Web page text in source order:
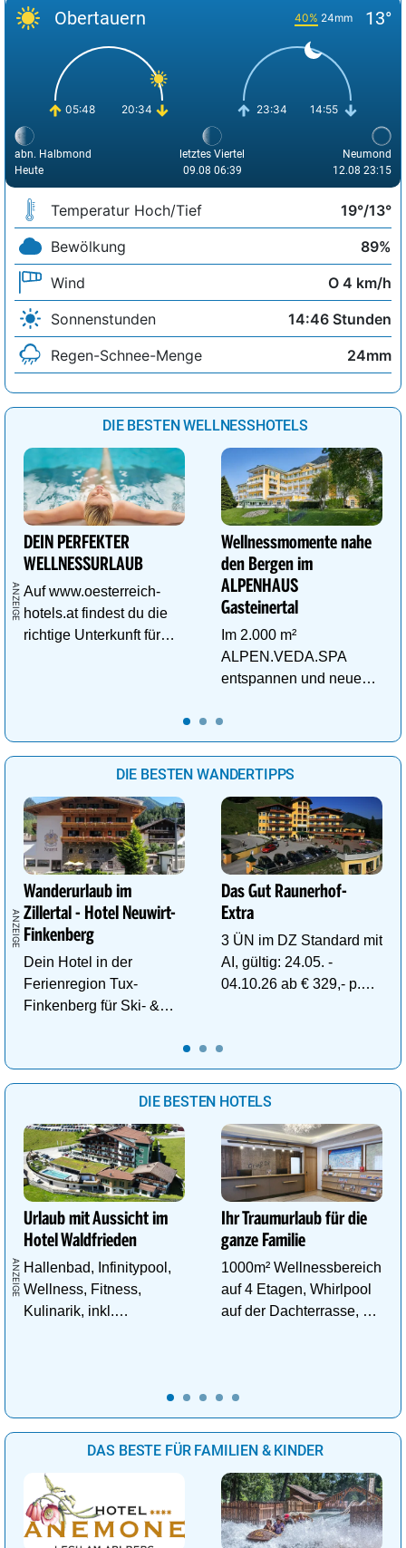
Obertauern 40% 24mm 13°
05:48 20:34 23:34 14:55
abn. Halbmond
Heute
letztes Viertel
09.08 06:39
Neumond
12.08 23:15
Temperatur Hoch/Tief
19°/13°
Bewölkung
89%
Wind
O 4 km/h
Sonnenstunden
14:46 Stunden
Regen-Schnee-Menge
24mm
DIE BESTEN WELLNESSHOTELS
DEIN PERFEKTER
WELLNESSURLAUB
Auf www.oesterreich-
hotels.at findest du die
richtige Unterkunft für
Wellnessmomente nahe
den Bergen im
ALPENHAUS
Gasteinertal
Im 2.000 m²
ALPEN.VEDA.SPA
entspannen und neue
Gesundheit tanken.
DIE BESTEN WANDERTIPPS
Wanderurlaub im
Zillertal - Hotel Neuwirt-
Finkenberg
Dein Hotel in der
Ferienregion Tux-
Finkenberg für Ski- &
Das Gut Raunerhof-
Extra
3 ÜN im DZ Standard mit
AI, gültig: 24.05. -
04.10.26 ab € 329,- p.P.
DIE BESTEN HOTELS
Urlaub mit Aussicht im
Hotel Waldfrieden
Hallenbad, Infinitypool,
Wellness, Fitness,
Kulinarik, inkl.
Ihr Traumurlaub für die
ganze Familie
1000m² Wellnessbereich
auf 4 Etagen, Whirlpool
auf der Dachterrasse, 4
DAS BESTE FÜR FAMILIEN & KINDER